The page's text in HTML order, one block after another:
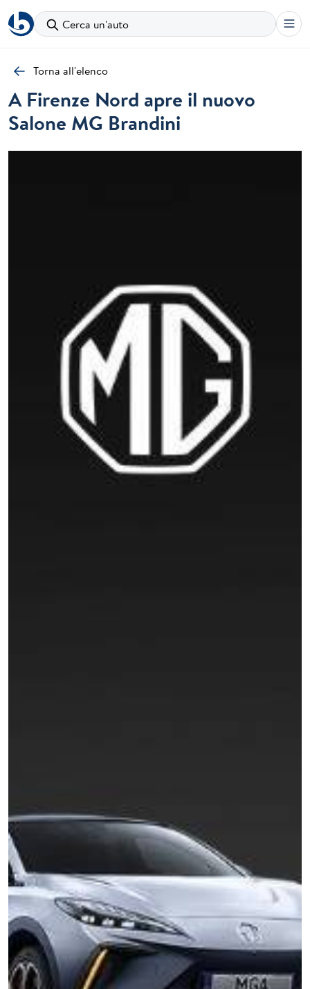
Cerca un'auto
Torna all'elenco
A Firenze Nord apre il nuovo
Salone MG Brandini